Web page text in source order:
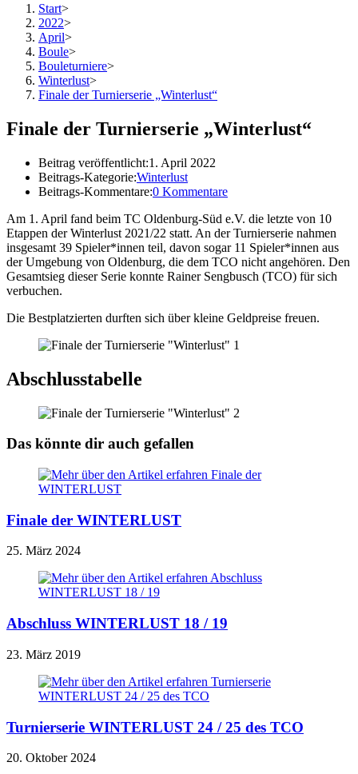
Start>
2022>
April>
Boule>
Bouleturniere>
Winterlust>
Finale der Turnierserie „Winterlust“
Finale der Turnierserie „Winterlust“
Beitrag veröffentlicht:1. April 2022
Beitrags-Kategorie:Winterlust
Beitrags-Kommentare:0 Kommentare
Am 1. April fand beim TC Oldenburg-Süd e.V. die letzte von 10
Etappen der Winterlust 2021/22 statt. An der Turnierserie nahmen
insgesamt 39 Spieler*innen teil, davon sogar 11 Spieler*innen aus
der Umgebung von Oldenburg, die dem TCO nicht angehören. Den
Gesamtsieg dieser Serie konnte Rainer Sengbusch (TCO) für sich
verbuchen.
Die Bestplatzierten durften sich über kleine Geldpreise freuen.
Abschlusstabelle
Das könnte dir auch gefallen
Finale der WINTERLUST
25. März 2024
Abschluss WINTERLUST 18 / 19
23. März 2019
Turnierserie WINTERLUST 24 / 25 des TCO
20. Oktober 2024